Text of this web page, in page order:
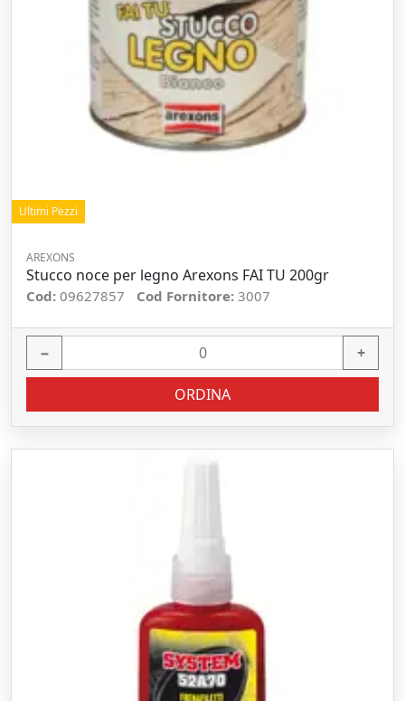
Ultimi Pezzi
AREXONS
Stucco noce per legno Arexons FAI TU 200gr
Cod: 09627857 Cod Fornitore: 3007
− +
ORDINA